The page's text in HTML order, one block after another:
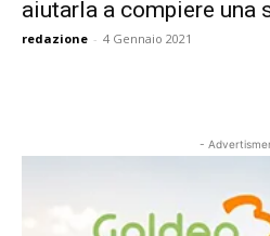
aiutarla a compiere una
redazione - 4 Gennaio 2021
-